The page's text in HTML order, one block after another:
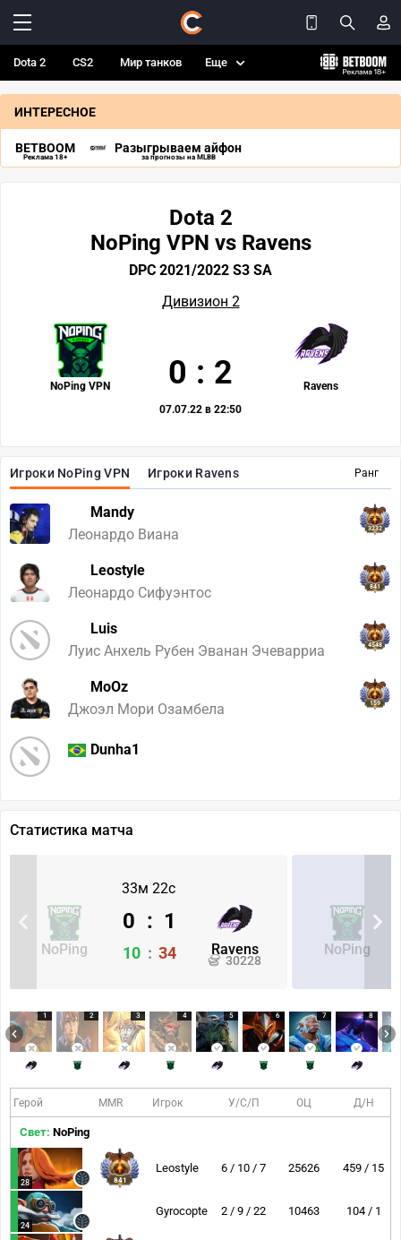
Dota 2 CS2 Мир танков Еще
ИНТЕРЕСНОЕ
BETBOOM
Реклама 18+
Разыгрываем айфон
за прогнозы на MLBB
Ранг
Игроки NoPing VPN Игроки Ravens
Mandy
Леонардо Виана
3232
Leostyle
Леонардо Сифуэнтос
841
Luis
Луис Анхель Рубен Эванан Эчеварриа
4548
MoOz
Джоэл Мори Озамбела
159
Dunha1
Dota 2
NoPing VPN vs Ravens
DPC 2021/2022 S3 SA
Дивизион 2
NoPing VPN Ravens
0 : 2
07.07.22 в 22:50
Статистика матча
33м 22с
NoPing Ravens
30228
0 : 1
10 : 34 NoPing
1 2 3 4 5 6 7 8
Герой MMR Игрок У/С/П ОЦ Д/Н
Свет: NoPing
28 841
Leostyle 6 / 10 / 7 25626 459 / 15
24
Gyrocopter 2 / 9 / 22 10463 104 / 1